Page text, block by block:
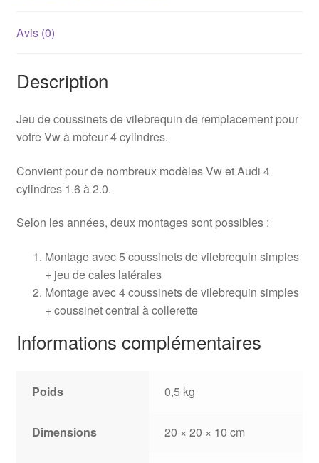
Avis (0)
Description
Jeu de coussinets de vilebrequin de remplacement pour
votre Vw à moteur 4 cylindres.
Convient pour de nombreux modèles Vw et Audi 4
cylindres 1.6 à 2.0.
Selon les années, deux montages sont possibles :
Montage avec 5 coussinets de vilebrequin simples
+ jeu de cales latérales
Montage avec 4 coussinets de vilebrequin simples
+ coussinet central à collerette
Informations complémentaires
Poids 0,5 kg
Dimensions 20 × 20 × 10 cm